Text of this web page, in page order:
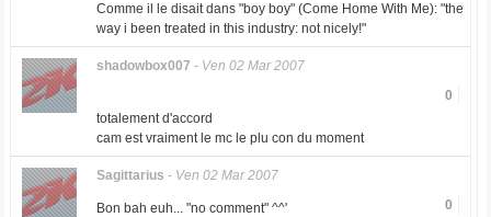
Comme il le disait dans "boy boy" (Come Home With Me): "the
way i been treated in this industry: not nicely!"
shadowbox007 - Ven 02 Mar 2007
0
totalement d'accord
cam est vraiment le mc le plu con du moment
Sagittarius - Ven 02 Mar 2007
0
Bon bah euh... "no comment" ^^'